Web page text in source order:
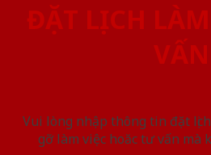
ĐẶT LỊCH
VẤN
Vui lòng nhập thông tin đặt
gỡ làm việc hoăc tư vấn mà